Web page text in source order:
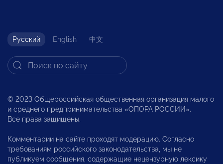
Русский English 中文
© 2023 Общероссийская общественная организация малого
и среднего предпринимательства «ОПОРА РОССИИ».
Все права защищены.
Комментарии на сайте проходят модерацию. Согласно
требованиям российского законодательства, мы не
публикуем сообщения, содержащие нецензурную лексику